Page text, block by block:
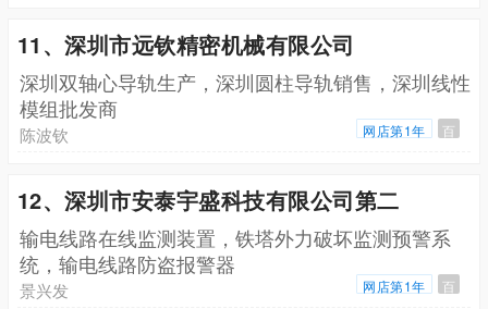
11、深圳市远钦精密机械有限公司
深圳双轴心导轨生产，深圳圆柱导轨销售，深圳线性
模组批发商
陈波钦 网店第1年 百
12、深圳市安泰宇盛科技有限公司第二
输电线路在线监测装置，铁塔外力破坏监测预警系
统，输电线路防盗报警器
景兴发 网店第1年 百